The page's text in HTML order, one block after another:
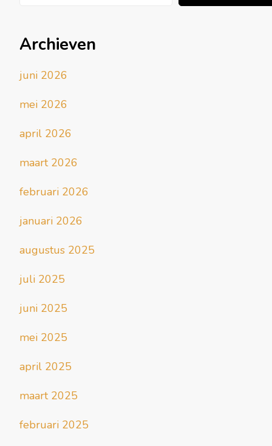
Archieven
juni 2026
mei 2026
april 2026
maart 2026
februari 2026
januari 2026
augustus 2025
juli 2025
juni 2025
mei 2025
april 2025
maart 2025
februari 2025